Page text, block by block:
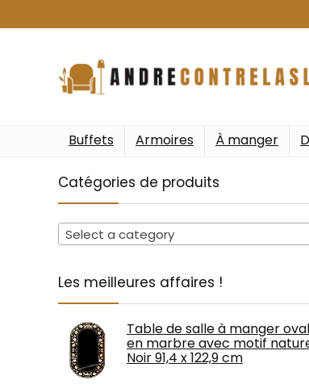
Buffets Armoires À manger
Catégories de produits
Select a category
Les meilleures affaires !
Table de salle à manger
en marbre avec motif
Noir 91,4 x 122,9 cm